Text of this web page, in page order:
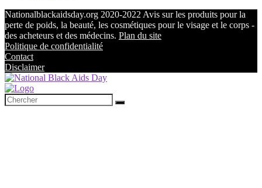
Nationalblackaidsday.org 2020-2022 Avis sur les produits pour la
perte de poids, la beauté, les cosmétiques pour le visage et le corps -
des acheteurs et des médecins. Plan du site
Politique de confidentialité
Contact
Disclaimer